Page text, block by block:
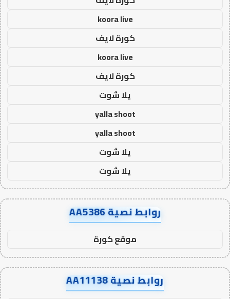
koora live
كورة لايف
koora live
كورة لايف
يلا شوت
yalla shoot
yalla shoot
يلا شوت
يلا شوت
روابط نصية AA5386
موقع كورة
روابط نصية AA11138